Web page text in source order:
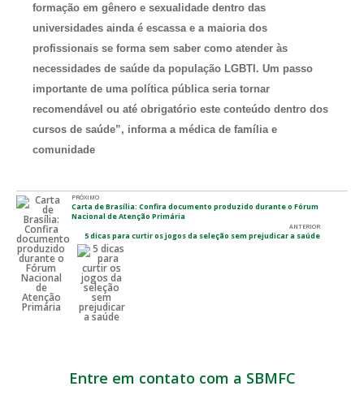
formação em gênero e sexualidade dentro das
universidades ainda é escassa e a maioria dos
profissionais se forma sem saber como atender às
necessidades de saúde da população LGBTI. Um passo
importante de uma política pública seria tornar
recomendável ou até obrigatório este conteúdo dentro dos
cursos de saúde”, informa a médica de família e
comunidade
PRÓXIMO
Carta de Brasília: Confira documento produzido durante o Fórum
Nacional de Atenção Primária
ANTERIOR
5 dicas para curtir os jogos da seleção sem prejudicar a saúde
Entre em contato com a SBMFC